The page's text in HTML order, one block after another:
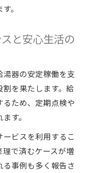
。
と安心生活の
器の安定稼働を支
を果たします。給
ため、定期点検や
す。
ビスを利用するこ
で済むケースが増
事例も多く報告さ